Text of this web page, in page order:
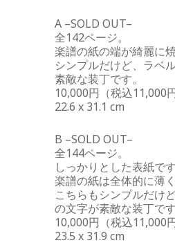
A –SOLD OUT–
全142ページ。
楽譜の紙の端が綺麗に
シンプルだけど、ラベ
素敵な装丁です。
10,000円（税込11,000円
22.6 x 31.1 cm
B –SOLD OUT–
全144ページ。
しっかりとした表紙です
楽譜の紙は全体的に薄
こちらもシンプルだけ
の文字が素敵な装丁です
10,000円（税込11,000円
23.5 x 31.9 cm